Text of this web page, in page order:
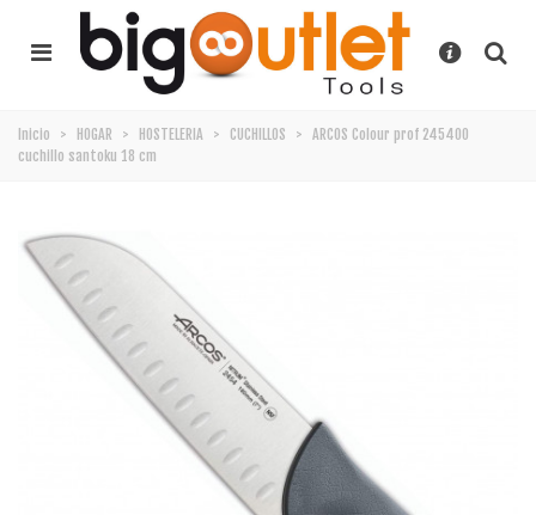
Inicio > HOGAR > HOSTELERIA > CUCHILLOS > ARCOS Colour prof 245400
cuchillo santoku 18 cm